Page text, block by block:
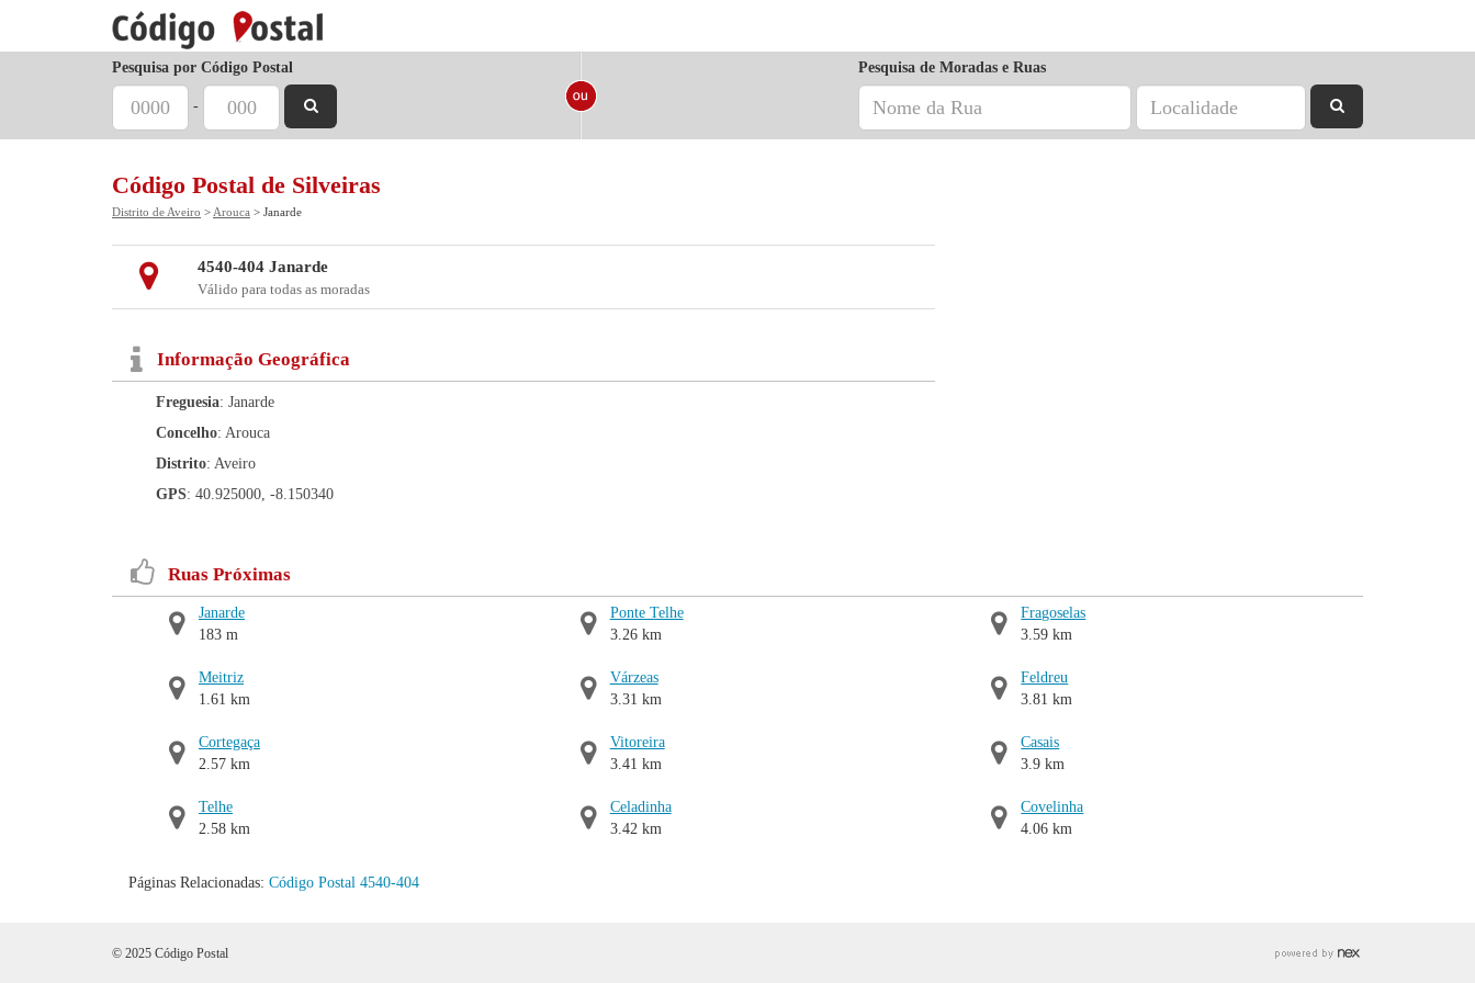
Pesquisa por Código Postal
-
Pesquisa de Moradas e Ruas
Código Postal de Silveiras
Distrito de Aveiro > Arouca > Janarde
4540-404 Janarde
Válido para todas as moradas
Informação Geográfica
Freguesia: Janarde
Concelho: Arouca
Distrito: Aveiro
GPS: 40.925000, -8.150340
Ruas Próximas
Janarde
183 m
Meitriz
1.61 km
Cortegaça
2.57 km
Telhe
2.58 km
Ponte Telhe
3.26 km
Várzeas
3.31 km
Vitoreira
3.41 km
Celadinha
3.42 km
Fragoselas
3.59 km
Feldreu
3.81 km
Casais
3.9 km
Covelinha
4.06 km
Páginas Relacionadas: Código Postal 4540-404
© 2025 Código Postal